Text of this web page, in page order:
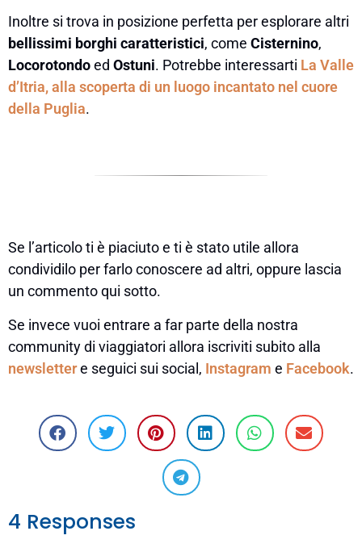
Inoltre si trova in posizione perfetta per esplorare altri
bellissimi borghi caratteristici, come Cisternino,
Locorotondoed Ostuni. Potrebbe interessarti La Valle
d’Itria, alla scoperta di un luogo incantato nel cuore
della Puglia.
Se l’articolo ti è piaciuto e ti è stato utile allora
condividilo per farlo conoscere ad altri, oppure lascia
un commento qui sotto.
Se invece vuoi entrare a far parte della nostra
community di viaggiatori allora iscriviti subito alla
newslettere seguici sui social, Instagram e Facebook.
4 Responses